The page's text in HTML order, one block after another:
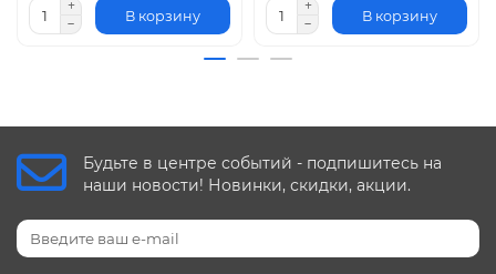
В корзину В корзину
Будьте в центре событий - подпишитесь на
наши новости! Новинки, скидки, акции.